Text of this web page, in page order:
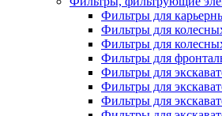
Фильтры для
Фильтры для
Фильтры для
Фильтры для
Фильтры для
Фильтры для
Фильтры для